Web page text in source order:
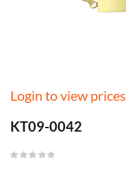
Login to view prices
KT09-0042